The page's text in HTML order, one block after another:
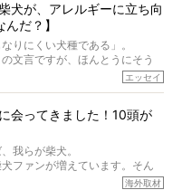
犬が、アレルギーに立ち向
だ？】
りにくい犬種である」。
文言ですが、ほんとうにそう
見ていくと、丈夫で病気にも
うな気もするのです。
どということはないし、飼い
がある。
すべてに読んで欲しい、ある
エッセイ
会ってきました！10頭が
我らが柴犬。
ファンが増えています。そん
つけたのは、南の楽園ハワイ。
海外取材